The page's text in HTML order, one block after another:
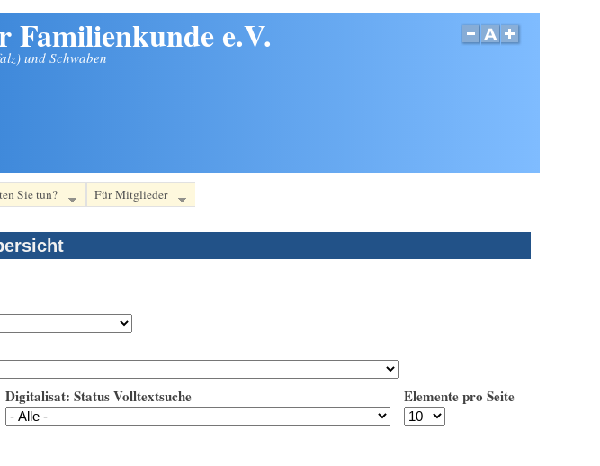
Familienkunde e.V.
und Schwaben
Sie tun? Für Mitglieder
Digitalisat: Status Volltextsuche Elemente pro Seite